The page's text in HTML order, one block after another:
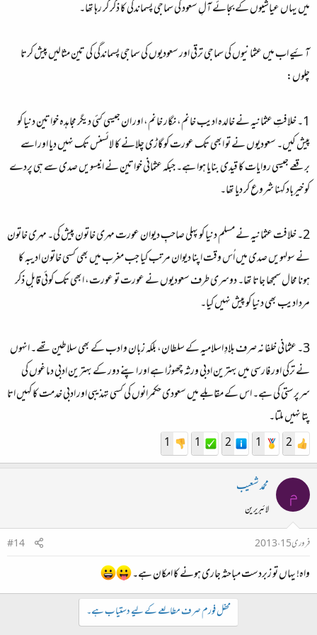
میں یہاں عیاشیوں کے بجائے آلِ سعود کیسماجیپسماندگی کا ذکر کر رہا تھا۔
آئیے اب میں عثمانیوں کی سماجی ترقی اور سعودیوں کی سماجی پسماندگی کی تین مثالیں پیش کرتا
چلوں:
1۔ خلافتِ عثمانیہ نے خالدہ ادیب خانم، نگار خانم، اور ان جیسی کئی دیگر مجاہدہ خواتین دنیا کو
پیش کیں۔ سعودیوں نے تو ابھی تک عورت کو گاڑی چلانے کا لائسنس تک نہیں دیا اور اسے
برقعے جیسی روایات کا قیدی بنایا ہوا ہے۔ جبکہ عثمانی خواتین نے انیسویں صدی سے ہی پردے
کو خیرباد کہنا شروع کر دیا تھا۔
2۔ خلافت عثمانیہ نے مسلم دنیا کو پہلی صاحبِ دیوان عورت مہری خاتون پیش کی۔ مہری خاتون
نے سولہویں صدی میں اُس وقت اپنا دیوان مرتب کیا جب مغرب میں بھی کسی خاتون ادیبہ کا
ہونا محال سمجھا جاتا تھا۔ دوسری طرف سعودیوں نے عورت تو عورت، ابھی تک کوئی قابلِ ذکر
مرد ادیب بھی دنیا کو پیش نہیں کیا۔
3۔ عثمانی خلفا نہ صرف بلادِ اسلامیہ کے سلطان، بلکہ زبان و ادب کے بھی سلاطین تھے۔ انہوں
نے ترکی اور فارسی میں بہترین ادبی ورثہ چھوڑا ہے اور اپنے دور کے بہترین ادبی دماغوں کی
سرپرستی کی ہے۔ اس کے مقابلے میں سعودی حکمرانوں کی کسی تہذیبی اور ادبی خدمت کا کہیں اتا
پتا نہیں ملتا۔
2
1
2
1
1
م محمد شعیب
لائبریرین
فروری 15، 2013
#14
واہ! یہاں تو زبردست مباحثہ جاری ہونے کا امکان ہے۔
محفل فورم صرف مطالعے کے لیے دستیاب ہے۔